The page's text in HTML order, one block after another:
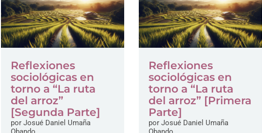
Reflexiones
sociológicas en
torno a “La ruta
del arroz”
[Segunda Parte]
por Josué Daniel Umaña
Reflexiones
sociológicas en
torno a “La ruta
del arroz” [Primera
Parte]
por Josué Daniel Umaña